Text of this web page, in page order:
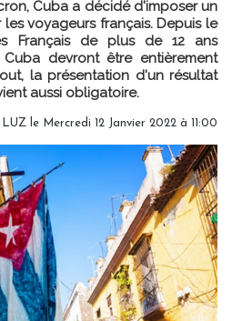
Cuba a décidé d'imposer un
voyageurs français. Depuis le
Français de plus de 12 ans
devront être entièrement
la présentation d'un résultat
aussi obligatoire.
LUZ le Mercredi 12 Janvier 2022 à 11:00